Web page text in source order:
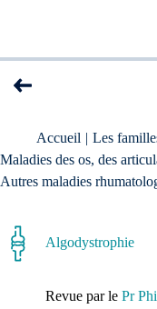
Accueil | Les
Maladies des os, des
Autres maladies
Algodystrophie
Revue par le Pr